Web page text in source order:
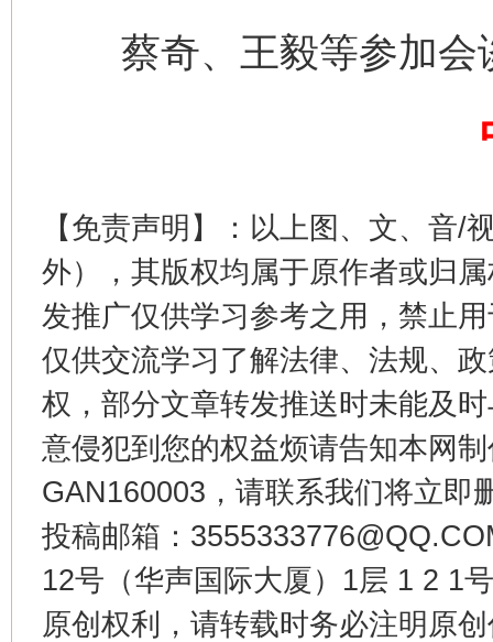
蔡奇、王毅等参加会
【免责声明】：以上图、文、音/
外），其版权均属于原作者或归
发推广仅供学习参考之用，禁止
仅供交流学习了解法律、法规、
权，部分文章转发推送时未能及
意侵犯到您的权益烦请告知本网
GAN160003，请联系我们将立即
投稿邮箱：
12号（华声国际大厦）1层 1 2 1
原创权利，请转载时务必注明原
在谋一域中谋全局
今